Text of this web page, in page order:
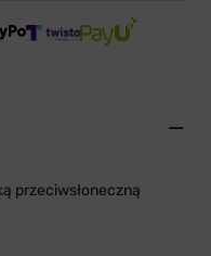
przeciwsłoneczną